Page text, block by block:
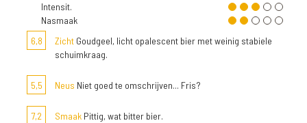
Intensit.
Nasmaak
6,8
Zicht Goudgeel, licht opalescent bier met weinig stabiele
schuimkraag.
5,5 Neus Niet goed te omschrijven... Fris?
7,2 Smaak Pittig, wat bitter bier.